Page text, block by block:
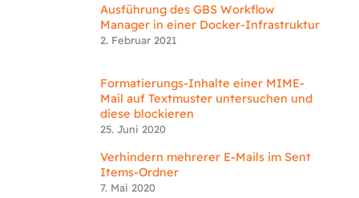
Ausführung des GBS Workflow
Manager in einer Docker-Infrastruktur
2. Februar 2021
Formatierungs-Inhalte einer MIME-
Mail auf Textmuster untersuchen und
diese blockieren
25. Juni 2020
Verhindern mehrerer E-Mails im Sent
Items-Ordner
7. Mai 2020